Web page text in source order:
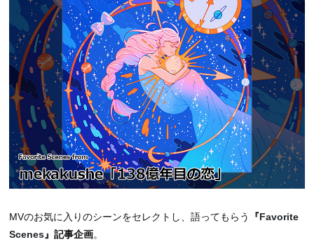
MVのお気に入りのシーンをセレクトし、語ってもらう 『Favorite
Scenes』記事企画。